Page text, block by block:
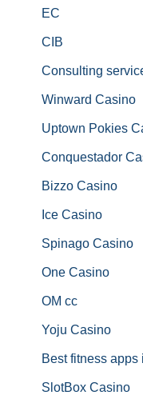
EC
CIB
Consulting
Winward Casino
Uptown Pokies
Conquestador
Bizzo Casino
Ice Casino
Spinago Casino
One Casino
OM cc
Yoju Casino
Best fitness apps
SlotBox Casino